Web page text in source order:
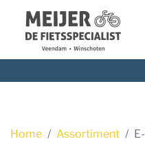
Navigatie
Home Assortiment